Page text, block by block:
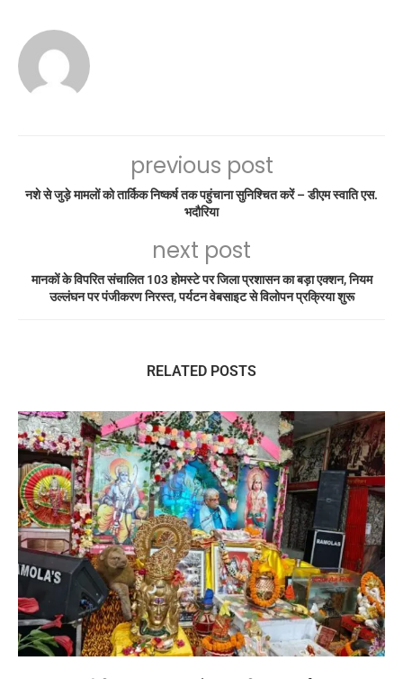
previous post
नशे से जुड़े मामलों को तार्किक निष्कर्ष तक पहुंचाना सुनिश्चित करें – डीएम स्वाति एस.
भदौरिया
next post
मानकों के विपरित संचालित 103 होमस्टे पर जिला प्रशासन का बड़ा एक्शन, नियम
उल्लंघन पर पंजीकरण निरस्त, पर्यटन वेबसाइट से विलोपन प्रक्रिया शुरू
RELATED POSTS